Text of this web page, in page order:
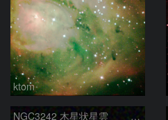
ktom
NGC3242 木星状星雲 2026-5-10